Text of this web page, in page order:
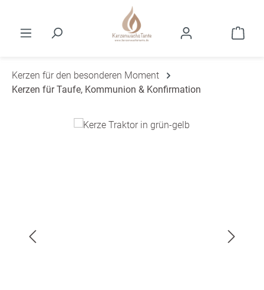
Kerzen für den besonderen Moment
Kerzen für Taufe, Kommunion & Konfirmation
Bildergalerie überspringen